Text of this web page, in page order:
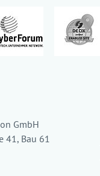
GmbH
41, Bau 61